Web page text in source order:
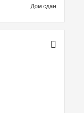
Дом сдан